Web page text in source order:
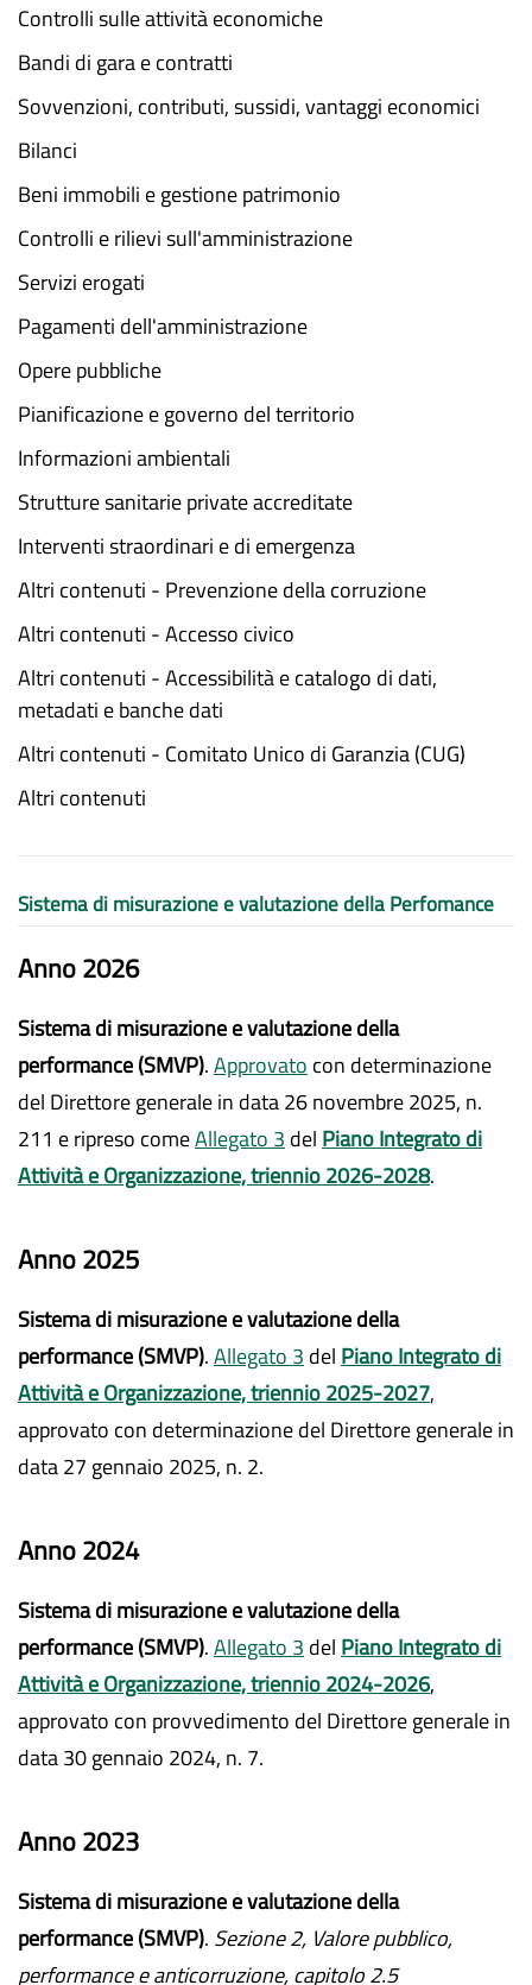
Controlli sulle attività economiche
Bandi di gara e contratti
Sovvenzioni, contributi, sussidi, vantaggi economici
Bilanci
Beni immobili e gestione patrimonio
Controlli e rilievi sull'amministrazione
Servizi erogati
Pagamenti dell'amministrazione
Opere pubbliche
Pianificazione e governo del territorio
Informazioni ambientali
Strutture sanitarie private accreditate
Interventi straordinari e di emergenza
Altri contenuti - Prevenzione della corruzione
Altri contenuti - Accesso civico
Altri contenuti - Accessibilità e catalogo di dati,
metadati e banche dati
Altri contenuti - Comitato Unico di Garanzia (CUG)
Altri contenuti
Sistema di misurazione e valutazione della Perfomance
Anno 2026
Sistema di misurazione e valutazione della
performance (SMVP).Approvato con determinazione
del Direttore generale in data 26 novembre 2025, n.
211 e ripreso comeAllegato 3 del Piano Integrato di
Attività e Organizzazione, triennio 2026-2028.
Anno 2025
Sistema di misurazione e valutazione della
performance (SMVP).Allegato 3 del Piano Integrato di
Attività e Organizzazione, triennio 2025-2027,
approvato con determinazione del Direttore generale in
data 27 gennaio 2025, n. 2.
Anno 2024
Sistema di misurazione e valutazione della
performance (SMVP).Allegato 3 del Piano Integrato di
Attività e Organizzazione, triennio 2024-2026,
approvato con provvedimento del Direttore generale in
data 30 gennaio 2024, n. 7.
Anno 2023
Sistema di misurazione e valutazione della
performance (SMVP). Sezione 2, Valore pubblico,
performance e anticorruzione, capitolo 2.5